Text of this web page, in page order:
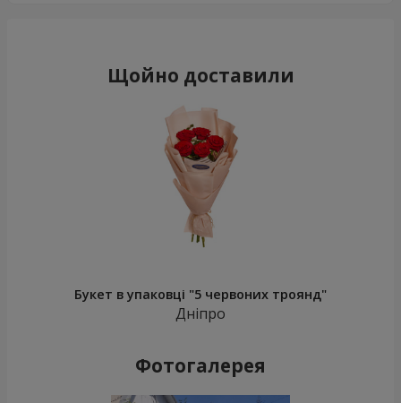
Щойно доставили
Букет в упаковці "5 червоних троянд"
Дніпро
Фотогалерея